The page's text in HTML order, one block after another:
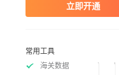
立即开通
常用工具
海关数据